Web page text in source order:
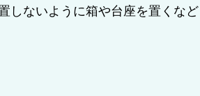
しないように箱や台座を置くな